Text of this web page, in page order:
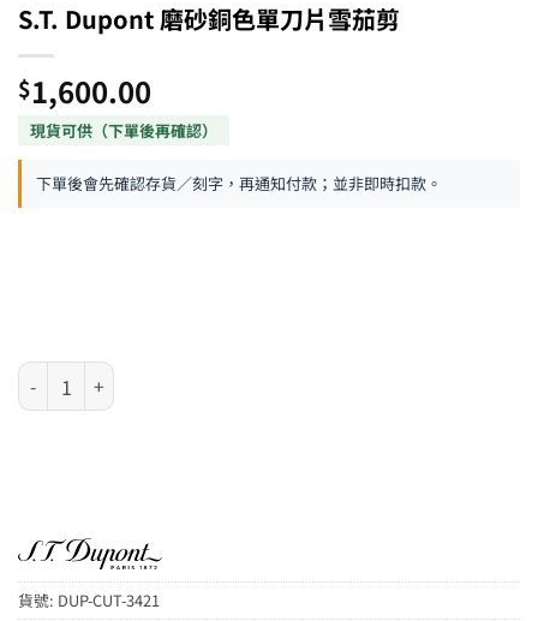
S.T. Dupont 磨砂銅色單刀片雪茄剪
$1,600.00
下單後會先確認存貨／刻字，再通知付款；並非即時扣款。
S.T. Dupont 磨砂銅色單刀片雪茄剪 數量
貨號: DUP-CUT-3421